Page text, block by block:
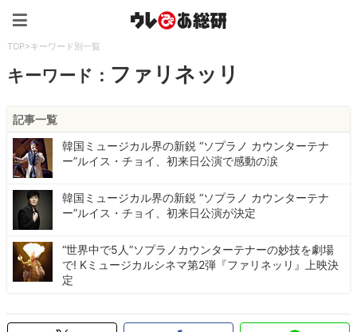
TOP>キーワード別一覧
キーワード： ファリネッリ
記事一覧
韓国ミュージカル界の新鋭 “ソプラノ カウンターテナ
ー”ルイス・チョイ、初来日公演で感動の涙
韓国ミュージカル界の新鋭 “ソプラノ カウンターテナ
ー”ルイス・チョイ、初来日公演が決定
“世界中で5人”ソプラノカウンターテナーの妙技を劇場
で! Kミュージカルシネマ第2弾『ファリネッリ』上映決
定